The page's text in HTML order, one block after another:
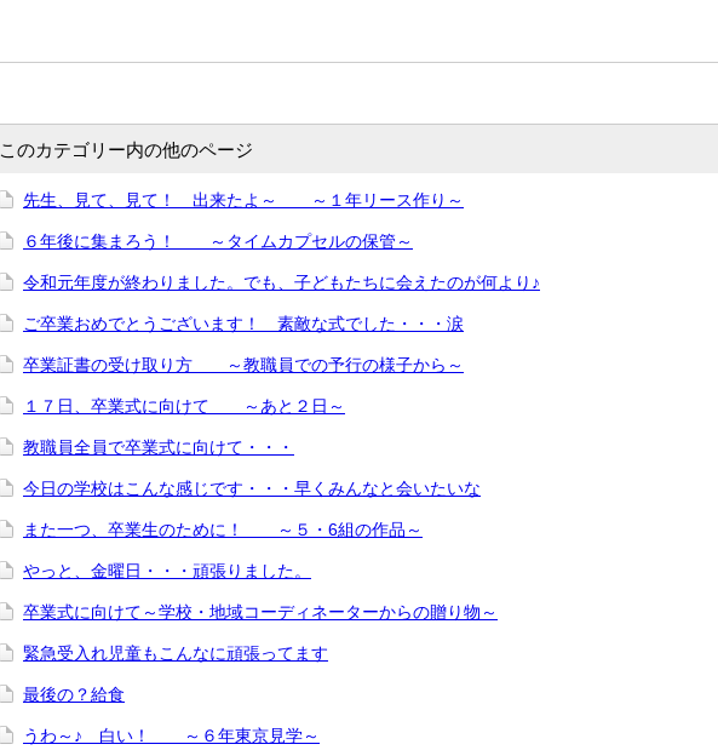
このカテゴリー内の他のページ
先生、見て、見て！ 出来たよ～ ～１年リース作り～
６年後に集まろう！ ～タイムカプセルの保管～
令和元年度が終わりました。でも、子どもたちに会えたのが何より♪
ご卒業おめでとうございます！ 素敵な式でした・・・涙
卒業証書の受け取り方 ～教職員での予行の様子から～
１７日、卒業式に向けて ～あと２日～
教職員全員で卒業式に向けて・・・
今日の学校はこんな感じです・・・早くみんなと会いたいな
また一つ、卒業生のために！ ～５・6組の作品～
やっと、金曜日・・・頑張りました。
卒業式に向けて～学校・地域コーディネーターからの贈り物～
緊急受入れ児童もこんなに頑張ってます
最後の？給食
うわ～♪ 白い！ ～６年東京見学～